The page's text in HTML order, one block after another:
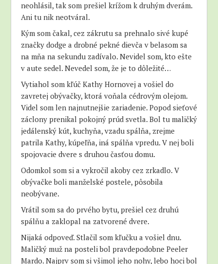
neohlásil, tak som prešiel krížom k druhým dverám.
Ani tu nik neotváral.
Kým som čakal, cez zákrutu sa prehnalo sivé kupé
značky dodge a drobné pekné dievča v belasom sa
na mňa na sekundu zadívalo. Nevidel som, kto ešte
v aute sedel. Nevedel som, že je to dôležité…
Vytiahol som kľúč Kathy Hornovej a vošiel do
zavretej obývačky, ktorá voňala cédrovým olejom.
Videl som len najnutnejšie zariadenie. Popod sieťové
záclony prenikal pokojný prúd svetla. Bol tu maličký
jedálenský kút, kuchyňa, vzadu spálňa, zrejme
patrila Kathy, kúpeľňa, iná spálňa vpredu. V nej boli
spojovacie dvere s druhou časťou domu.
Odomkol som si a vykročil akoby cez zrkadlo. V
obývačke boli manželské postele, pôsobila
neobývane.
Vrátil som sa do prvého bytu, prešiel cez druhú
spálňu a zaklopal na zatvorené dvere.
Nijaká odpoveď. Stlačil som kľučku a vošiel dnu.
Maličký muž na posteli bol pravdepodobne Peeler
Mardo. Najprv som si všimol jeho nohy, lebo hoci bol